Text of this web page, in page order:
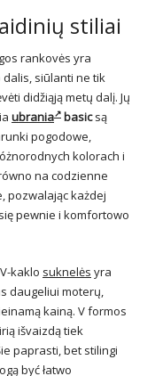
stiliai
rankovės yra
siūlanti ne tik
didžiąją metų dalį. Jų
ubrania basicsą
pogodowe,
kolorach i
na codzienne
pozwalając każdej
pewnie i komfortowo
V-kaklo suknelės yra
daugeliui moterų,
kainą. V formos
išvaizdą tiek
paprasti, bet stilingi
być łatwo